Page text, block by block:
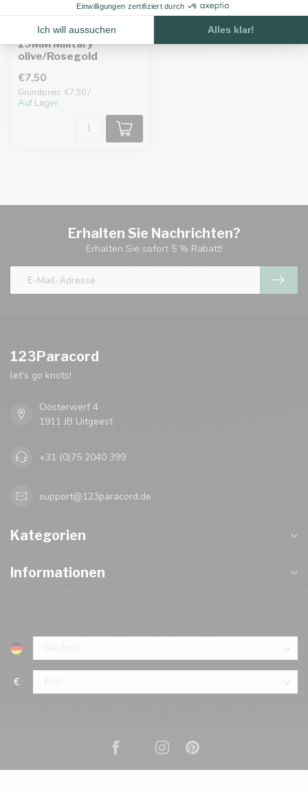
Vetleder Adapter
19MM Military
olive/Rosegold
€7,50
Grundpreis: €7,50 /
Auf Lager
Erhalten Sie Nachrichten?
Erhalten Sie sofort 5 % Rabatt!
123Paracord
let's go knots!
Oosterwerf 4
1911 JB Uitgeest
+31 (0)75 2040 399
support@123paracord.de
Kategorien
Informationen
€